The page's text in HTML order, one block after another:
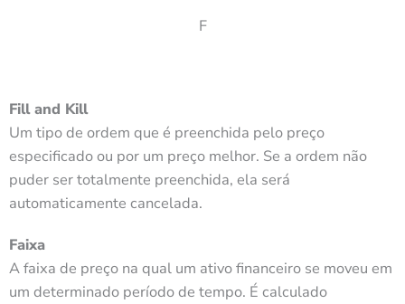
F
Fill and Kill
Um tipo de ordem que é preenchida pelo preço
especificado ou por um preço melhor. Se a ordem não
puder ser totalmente preenchida, ela será
automaticamente cancelada.
Faixa
A faixa de preço na qual um ativo financeiro se moveu em
um determinado período de tempo. É calculado